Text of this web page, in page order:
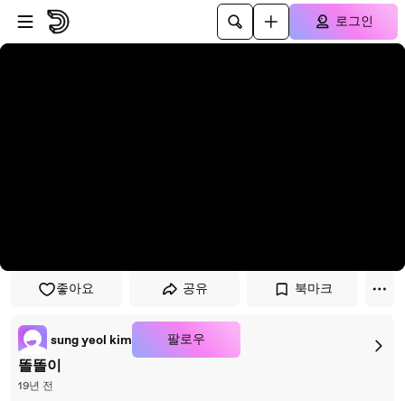
플레이어로 건너뛰기
본문으로 건너뛰기
로그인
좋아요 공유 북마크
sung yeol kim 팔로우
똘똘이
19년 전